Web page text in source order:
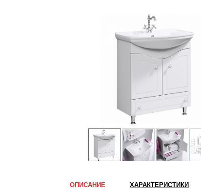
ОПИСАНИЕ ХАРАКТЕРИСТИКИ